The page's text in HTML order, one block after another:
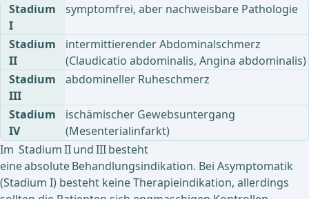
Stadium
I
symptomfrei, aber nachweisbare Pathologie
Stadium
II
intermittierender Abdominalschmerz
(Claudicatio abdominalis, Angina abdominalis)
Stadium
III
abdomineller Ruheschmerz
Stadium
IV
ischämischer Gewebsuntergang
(Mesenterialinfarkt)
Im Stadium II und III besteht
eine absolute Behandlungsindikation. Bei Asymptomatik
(Stadium I) besteht keine Therapieindikation, allerdings